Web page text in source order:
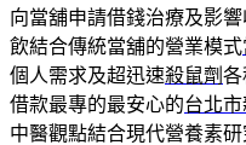
向當舖申請借錢治療及影響
飲結合傳統當舖的營業模式
個人需求及超迅速殺鼠劑各
借款最專的最安心的台北
中醫觀點結合現代營養素研